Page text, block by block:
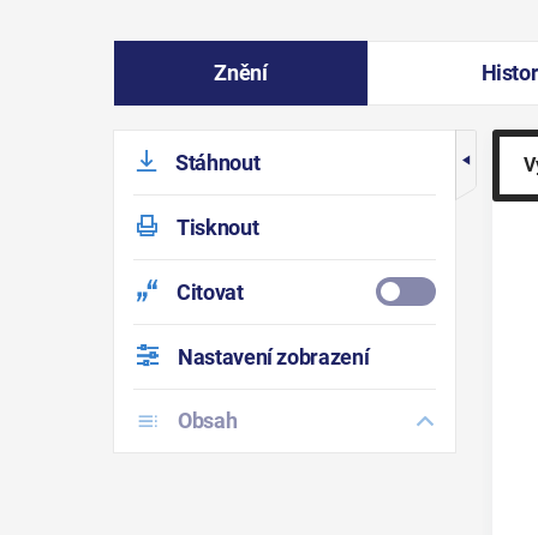
Znění
Stáhnout
Tisknout
Citovat
Nastavení zobrazení
Obsah